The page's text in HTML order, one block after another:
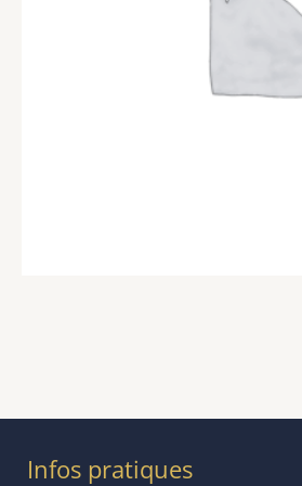
Infos pratiques